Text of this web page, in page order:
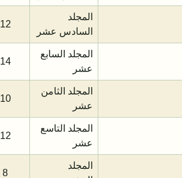
المجلد
السادس عشر
12
المجلد السابع
عشر
14
المجلد الثامن
عشر
10
المجلد التاسع
عشر
12
المجلد
8